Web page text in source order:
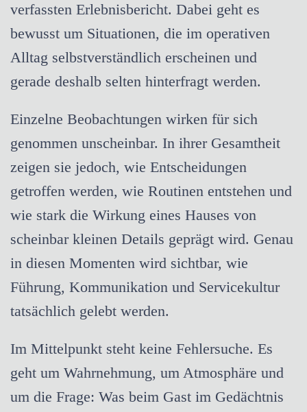
verfassten Erlebnisbericht. Dabei geht es
bewusst um Situationen, die im operativen
Alltag selbstverständlich erscheinen und
gerade deshalb selten hinterfragt werden.
Einzelne Beobachtungen wirken für sich
genommen unscheinbar. In ihrer Gesamtheit
zeigen sie jedoch, wie Entscheidungen
getroffen werden, wie Routinen entstehen und
wie stark die Wirkung eines Hauses von
scheinbar kleinen Details geprägt wird. Genau
in diesen Momenten wird sichtbar, wie
Führung, Kommunikation und Servicekultur
tatsächlich gelebt werden.
Im Mittelpunkt steht keine Fehlersuche. Es
geht um Wahrnehmung, um Atmosphäre und
um die Frage: Was beim Gast im Gedächtnis